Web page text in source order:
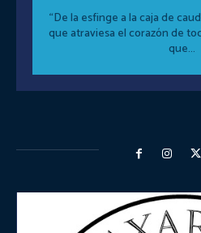
“De la esfinge a la caja de
que atraviesa el corazón de
que...